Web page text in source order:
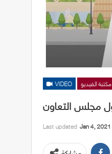
VIDEO مكتبة الفيديو
Last updated Jan 4, 2021